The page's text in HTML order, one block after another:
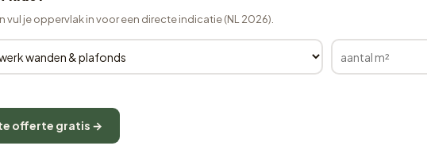
vul je oppervlak in voor een directe indicatie (NL 2026).
offerte gratis →